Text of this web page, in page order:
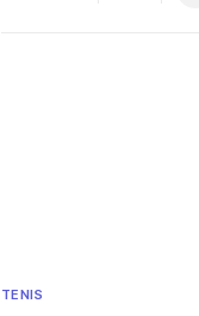
TENIS